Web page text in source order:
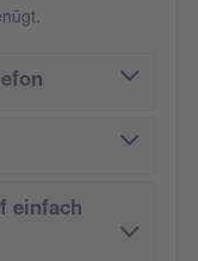
einfach